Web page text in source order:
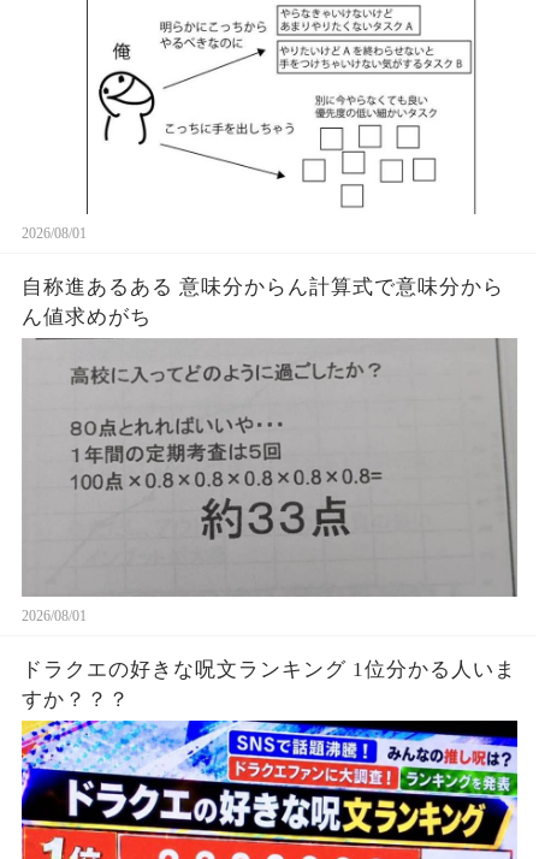
2026/08/01
自称進あるある 意味分からん計算式で意味分から
ん値求めがち
2026/08/01
ドラクエの好きな呪文ランキング 1位分かる人いま
すか？？？